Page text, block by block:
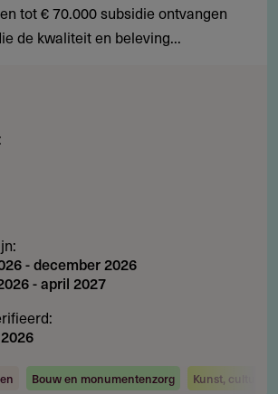
tot € 70.000 subsidie ontvangen
de kwaliteit en beleving...
-december 2026
-april 2027
Bouw en monumentenzorg Kunst, cultuur